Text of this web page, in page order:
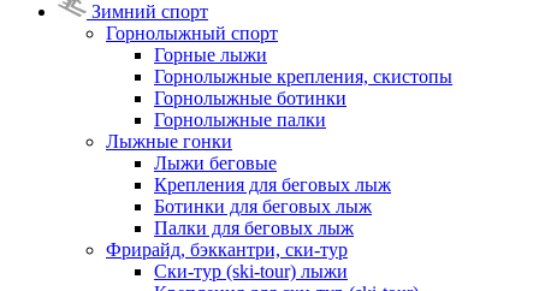
Зимний спорт
Горнолыжный спорт
Горные лыжи
Горнолыжные крепления, скистопы
Горнолыжные ботинки
Горнолыжные палки
Лыжные гонки
Лыжи беговые
Крепления для беговых лыж
Ботинки для беговых лыж
Палки для беговых лыж
Фрирайд, бэккантри, ски-тур
Ски-тур (ski-tour) лыжи